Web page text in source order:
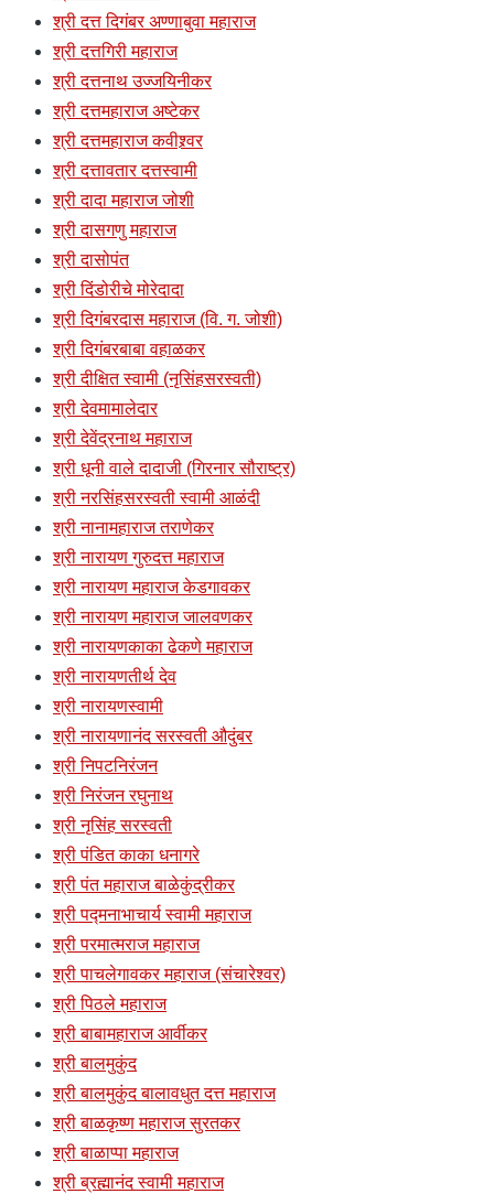
श्री दत्त दिगंबर अण्णाबुवा महाराज
श्री दत्तगिरी महाराज
श्री दत्तनाथ उज्जयिनीकर
श्री दत्तमहाराज अष्टेकर
श्री दत्तमहाराज कवीश्र्वर
श्री दत्तावतार दत्तस्वामी
श्री दादा महाराज जोशी
श्री दासगणु महाराज
श्री दासोपंत
श्री दिंडोरीचे मोरेदादा
श्री दिगंबरदास महाराज (वि. ग. जोशी)
श्री दिगंबरबाबा वहाळकर
श्री दीक्षित स्वामी (नृसिंहसरस्वती)
श्री देवमामालेदार
श्री देवेंद्रनाथ महाराज
श्री धूनी वाले दादाजी (गिरनार सौराष्ट्र)
श्री नरसिंहसरस्वती स्वामी आळंदी
श्री नानामहाराज तराणेकर
श्री नारायण गुरुदत्त महाराज
श्री नारायण महाराज केडगावकर
श्री नारायण महाराज जालवणकर
श्री नारायणकाका ढेकणे महाराज
श्री नारायणतीर्थ देव
श्री नारायणस्वामी
श्री नारायणानंद सरस्वती औदुंबर
श्री निपटनिरंजन
श्री निरंजन रघुनाथ
श्री नृसिंह सरस्वती
श्री पंडित काका धनागरे
श्री पंत महाराज बाळेकुंद्रीकर
श्री पद्मनाभाचार्य स्वामी महाराज
श्री परमात्मराज महाराज
श्री पाचलेगावकर महाराज (संचारेश्वर)
श्री पिठले महाराज
श्री बाबामहाराज आर्वीकर
श्री बालमुकुंद
श्री बालमुकुंद बालावधुत दत्त महाराज
श्री बाळकृष्ण महाराज सुरतकर
श्री बाळाप्पा महाराज
श्री ब्रह्मानंद स्वामी महाराज